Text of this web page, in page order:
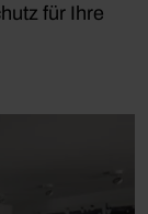
für Ihre